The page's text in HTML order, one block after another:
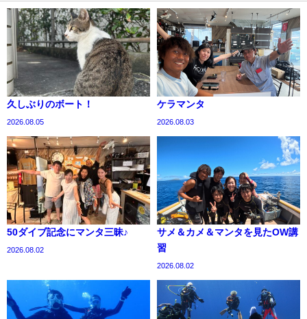
久しぶりのボート！
2026.08.05
ケラマンタ
2026.08.03
50ダイブ記念にマンタ三昧♪
2026.08.02
サメ＆カメ＆マンタを見たOW講
習
2026.08.02